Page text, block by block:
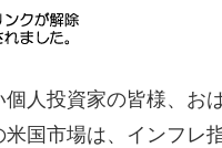
個人投資家の皆様、お
米国市場は、インフレ